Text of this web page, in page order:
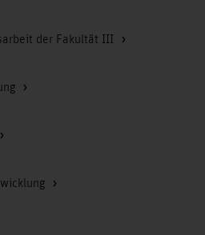
der Fakultät III